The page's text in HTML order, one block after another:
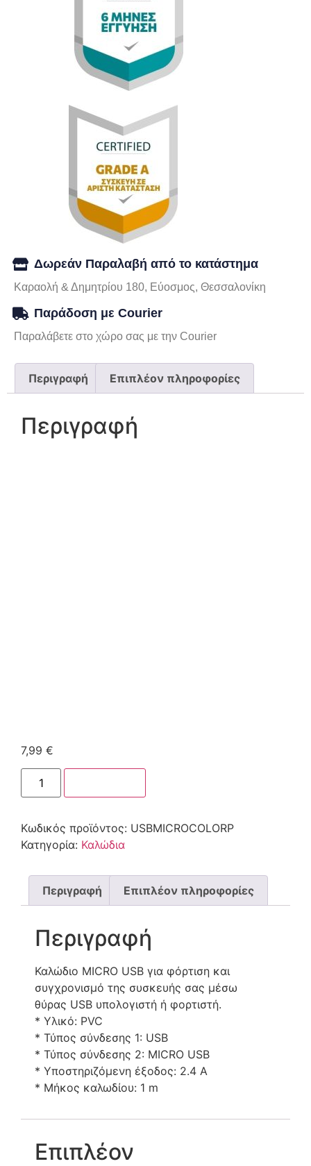
Δωρεάν Παραλαβή από το κατάστημα
Καραολή & Δημητρίου 180, Εύοσμος, Θεσσαλονίκη
Παράδοση με Courier
Παραλάβετε στο χώρο σας με την Courier
Περιγραφή Επιπλέον πληροφορίες
Περιγραφή
7,99 €
Κωδικός προϊόντος: USBMICROCOLORP
Κατηγορία: Καλώδια
Περιγραφή Επιπλέον πληροφορίες
Περιγραφή
Καλώδιο MICRO USB για φόρτιση και
συγχρονισμό της συσκευής σας μέσω
θύρας USB υπολογιστή ή φορτιστή.
* Υλικό: PVC
* Τύπος σύνδεσης 1: USB
* Τύπος σύνδεσης 2: MICRO USB
* Υποστηριζόμενη έξοδος: 2.4 A
* Μήκος καλωδίου: 1 m
Επιπλέον